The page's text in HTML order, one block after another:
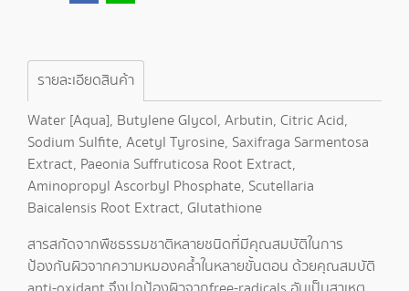
รายละเอียดสินค้า
Water [Aqua], Butylene Glycol, Arbutin, Citric Acid,
Sodium Sulfite, Acetyl Tyrosine, Saxifraga Sarmentosa
Extract, Paeonia Suffruticosa Root Extract,
Aminopropyl Ascorbyl Phosphate, Scutellaria
Baicalensis Root Extract, Glutathione
สารสกัดจากพืชธรรมชาติหลายชนิดที่มีคุณสมบัติในการ
ป้องกันผิวจากความหมองคล้ำในหลายขั้นตอน ด้วยคุณสมบัติ